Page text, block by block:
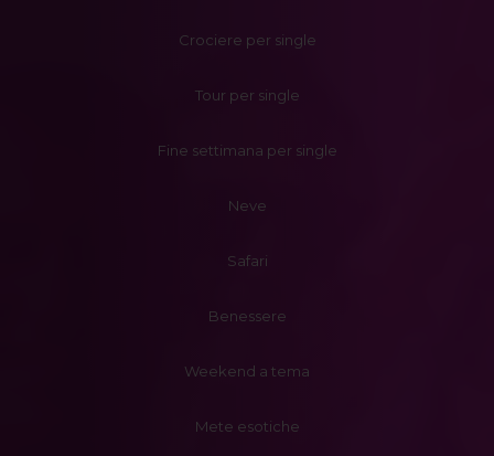
Crociere per single
Tour per single
Fine settimana per single
Neve
Safari
Benessere
Weekend a tema
Mete esotiche